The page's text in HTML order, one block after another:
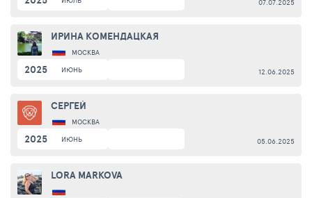
07.07.2025
ИРИНА КОМЕНДАЦКАЯ
МОСКВА
2025 ИЮНЬ 12.06.2025
СЕРГЕЙ
МОСКВА
2025 ИЮНЬ 05.06.2025
LORA MARKOVA